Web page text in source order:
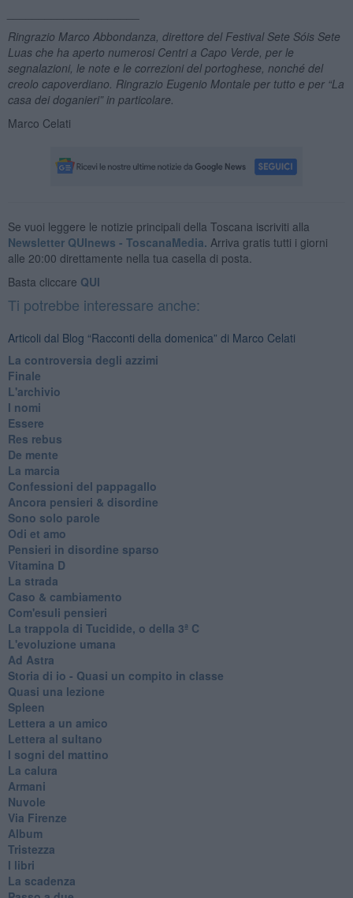
Ringrazio Marco Abbondanza, direttore del Festival Sete Sóis Sete
Luas che ha aperto numerosi Centri a Capo Verde, per le
segnalazioni, le note e le correzioni del portoghese, nonché del
creolo capoverdiano. Ringrazio Eugenio Montale per tutto e per “La
casa dei doganieri” in particolare.
Marco Celati
Se vuoi leggere le notizie principali della Toscana iscriviti alla
Newsletter QUInews - ToscanaMedia. Arriva gratis tutti i giorni
alle 20:00 direttamente nella tua casella di posta.
Basta cliccare QUI
Ti potrebbe interessare anche:
Articoli dal Blog “Racconti della domenica” di Marco Celati
La controversia degli azzimi
Finale
L'archivio
I nomi
Essere
Res rebus
De mente
La marcia
Confessioni del pappagallo
Ancora pensieri & disordine
Sono solo parole
Odi et amo
Pensieri in disordine sparso
Vitamina D
La strada
Caso & cambiamento
Com'esuli pensieri
La trappola di Tucidide, o della 3ª C
L'evoluzione umana
Ad Astra
Storia di io - Quasi un compito in classe
Quasi una lezione
Spleen
Lettera a un amico
Lettera al sultano
I sogni del mattino
La calura
Armani
Nuvole
Via Firenze
Album
Tristezza
I libri
La scadenza